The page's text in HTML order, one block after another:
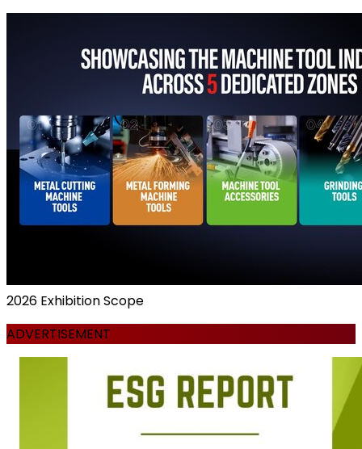
2026 Exhibition Scope
ADVERTISEMENT